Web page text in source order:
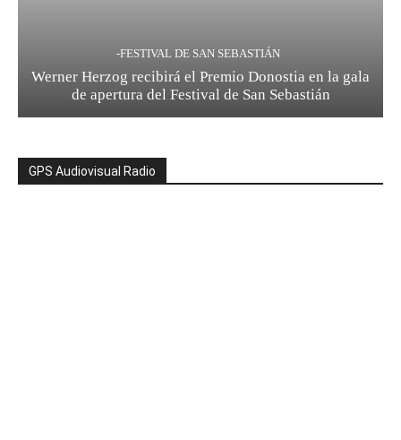
-FESTIVAL DE SAN SEBASTIÁN
Werner Herzog recibirá el Premio Donostia en la gala
de apertura del Festival de San Sebastián
GPS Audiovisual Radio